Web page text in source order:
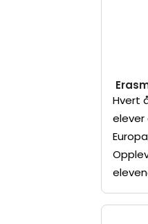
Hvert